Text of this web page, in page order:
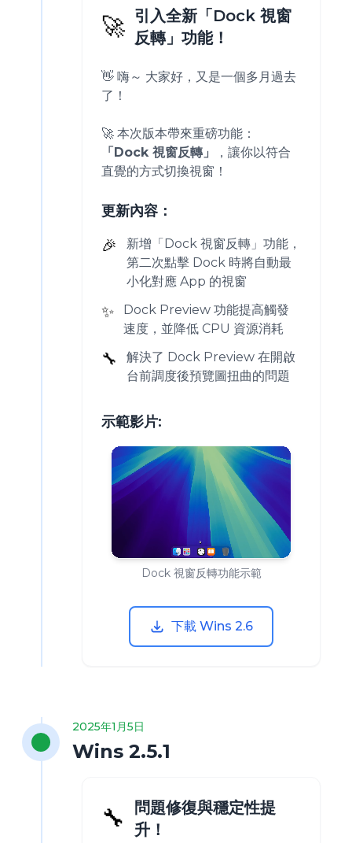
🚀 引入全新「Dock 視窗
反轉」功能！
👋 嗨～ 大家好，又是一個多月過去
了！
🚀 本次版本帶來重磅功能：
「Dock 視窗反轉」
，讓你以符合
直覺的方式切換視窗！
更新內容：
🎉
新增「Dock 視窗反轉」功能，
第二次點擊 Dock 時將自動最
小化對應 App 的視窗
✨
Dock Preview 功能提高觸發
速度，並降低 CPU 資源消耗
🔧
解決了 Dock Preview 在開啟
台前調度後預覽圖扭曲的問題
示範影片:
Dock 視窗反轉功能示範
下載 Wins 2.6
2025年1月5日
Wins 2.5.1
🔧
問題修復與穩定性提
升！